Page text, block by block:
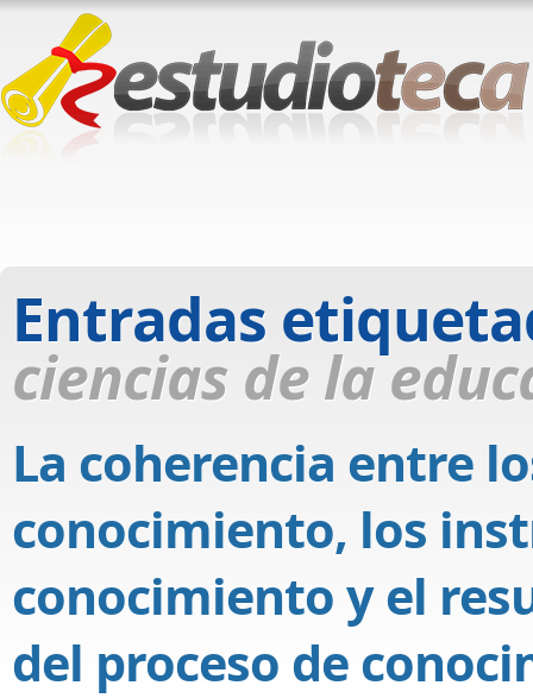
Entradas
ciencias de la
La coherencia entre
conocimiento, los
conocimiento y el
del proceso de